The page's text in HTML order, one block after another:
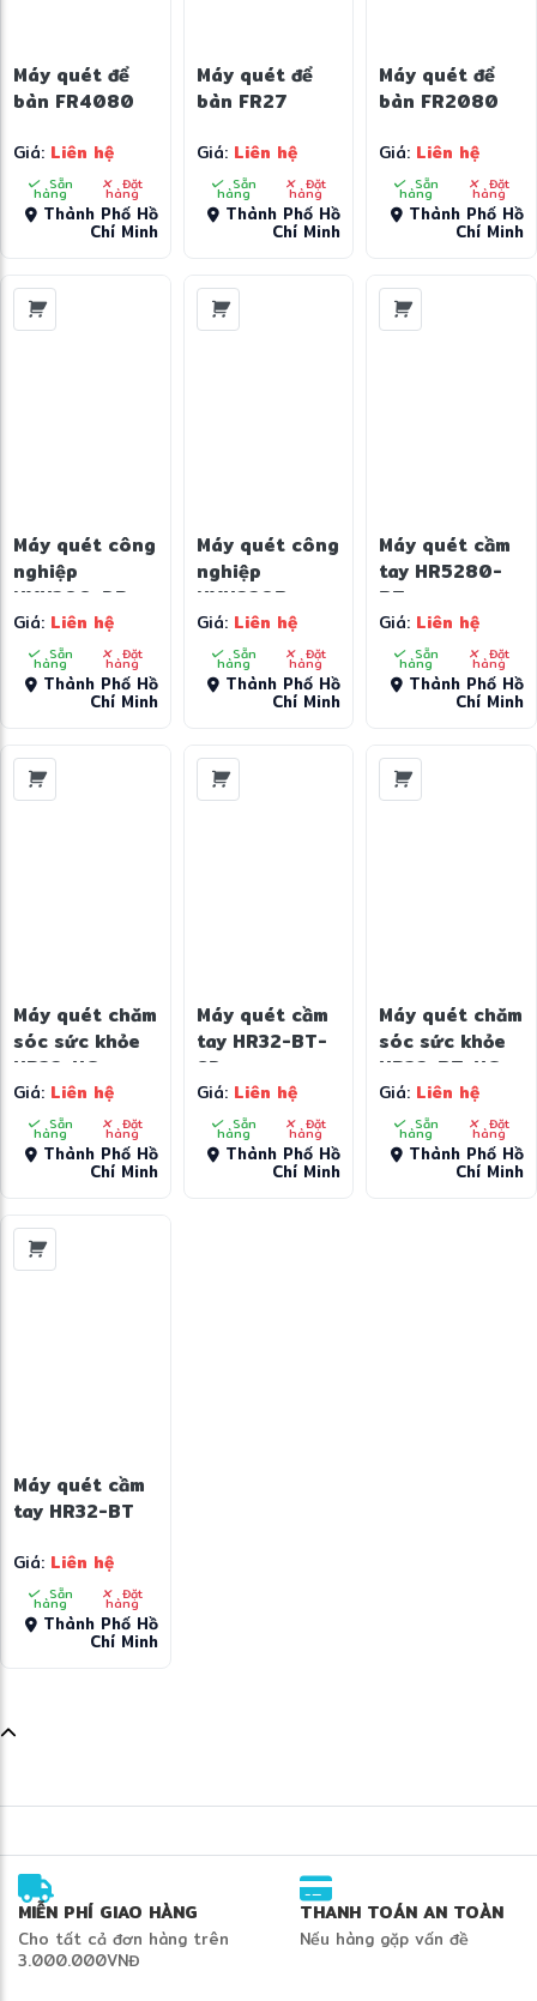
Máy quét để
bàn FR4080
Giá: Liên hệ
Sẵn
hàng Đặt
hàng
Thành Phố Hồ
Chí Minh
Máy quét để
bàn FR27
Giá: Liên hệ
Sẵn
hàng Đặt
hàng
Thành Phố Hồ
Chí Minh
Máy quét để
bàn FR2080
Giá: Liên hệ
Sẵn
hàng Đặt
hàng
Thành Phố Hồ
Chí Minh
Máy quét công
nghiệp
NVH300-DP
Giá: Liên hệ
Sẵn
hàng Đặt
hàng
Thành Phố Hồ
Chí Minh
Máy quét công
nghiệp
NVH220B
Giá: Liên hệ
Sẵn
hàng Đặt
hàng
Thành Phố Hồ
Chí Minh
Máy quét cầm
tay HR5280-
BT
Giá: Liên hệ
Sẵn
hàng Đặt
hàng
Thành Phố Hồ
Chí Minh
Máy quét chăm
sóc sức khỏe
HR32-HC
Giá: Liên hệ
Sẵn
hàng Đặt
hàng
Thành Phố Hồ
Chí Minh
Máy quét cầm
tay HR32-BT-
SD
Giá: Liên hệ
Sẵn
hàng Đặt
hàng
Thành Phố Hồ
Chí Minh
Máy quét chăm
sóc sức khỏe
HR32-BT-HC
Giá: Liên hệ
Sẵn
hàng Đặt
hàng
Thành Phố Hồ
Chí Minh
Máy quét cầm
tay HR32-BT
Giá: Liên hệ
Sẵn
hàng Đặt
hàng
Thành Phố Hồ
Chí Minh
MIỄN PHÍ GIAO HÀNG
Cho tất cả đơn hàng trên
3.000.000VNĐ
THANH TOÁN AN TOÀN
Nếu hàng gặp vấn đề